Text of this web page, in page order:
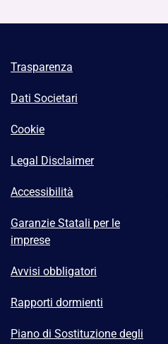
Trasparenza
Dati Societari
Cookie
Legal Disclaimer
Accessibilità
Garanzie Statali per le
imprese
Avvisi obbligatori
Rapporti dormienti
Piano di Sostituzione degli